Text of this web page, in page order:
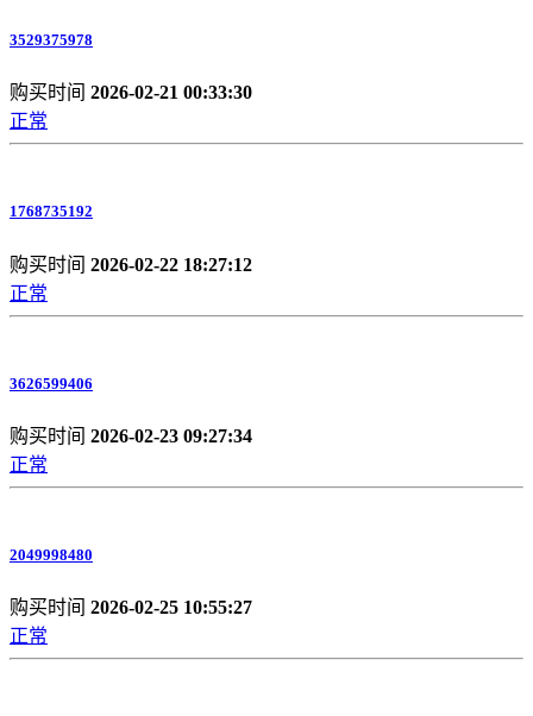
3529375978
购买时间 2026-02-21 00:33:30
正常
1768735192
购买时间 2026-02-22 18:27:12
正常
3626599406
购买时间 2026-02-23 09:27:34
正常
2049998480
购买时间 2026-02-25 10:55:27
正常